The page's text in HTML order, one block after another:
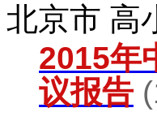
北京市 高
2015年
议报告